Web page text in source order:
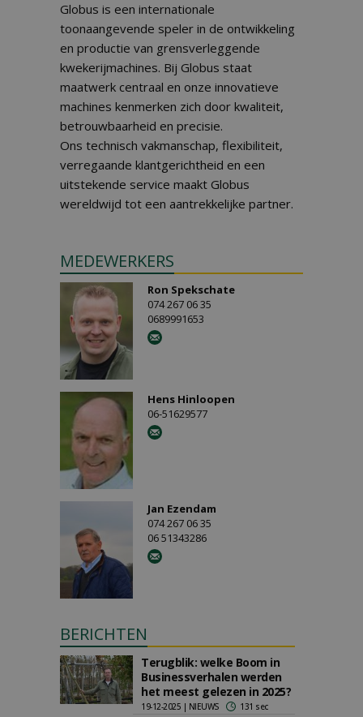
Globus is een internationale
toonaangevende speler in de ontwikkeling
en productie van grensverleggende
kwekerijmachines. Bij Globus staat
maatwerk centraal en onze innovatieve
machines kenmerken zich door kwaliteit,
betrouwbaarheid en precisie.
Ons technisch vakmanschap, flexibiliteit,
verregaande klantgerichtheid en een
uitstekende service maakt Globus
wereldwijd tot een aantrekkelijke partner.
MEDEWERKERS
Ron Spekschate
074 267 06 35
0689991653
Hens Hinloopen
06-51629577
Jan Ezendam
074 267 06 35
06 51343286
BERICHTEN
Terugblik: welke Boom in
Businessverhalen werden
het meest gelezen in 2025?
19-12-2025 | NIEUWS 131 sec